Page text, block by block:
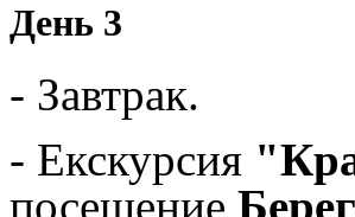
День 3
- Завтрак.
- Екскурсия
посещение